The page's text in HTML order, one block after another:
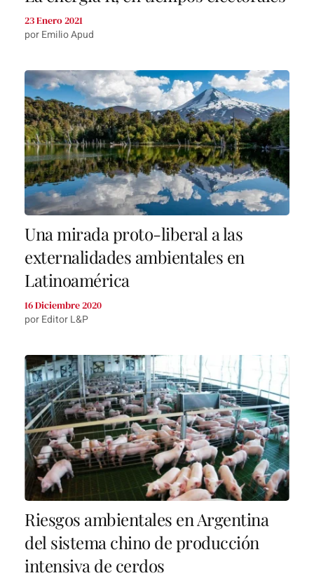
23 Enero 2021
por Emilio Apud
Una mirada proto-liberal a las
externalidades ambientales en
Latinoamérica
16 Diciembre 2020
por Editor L&P
Riesgos ambientales en Argentina
del sistema chino de producción
intensiva de cerdos